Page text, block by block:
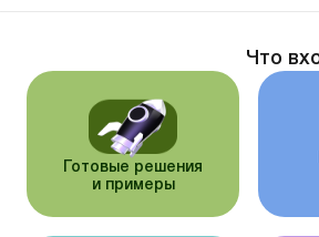
Что
Готовые решения
и примеры